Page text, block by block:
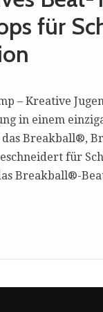
für
– Kreative
in einem
Breakball®,
für
Breakball®-